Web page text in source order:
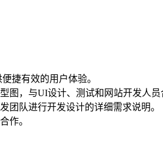
捷有效的用户体验。
图，与UI设计、测试和网站开发人员
团队进行开发设计的详细需求说明。
作。